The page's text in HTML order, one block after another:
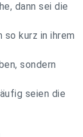
dann sei die
kurz in ihrem
sondern
seien die